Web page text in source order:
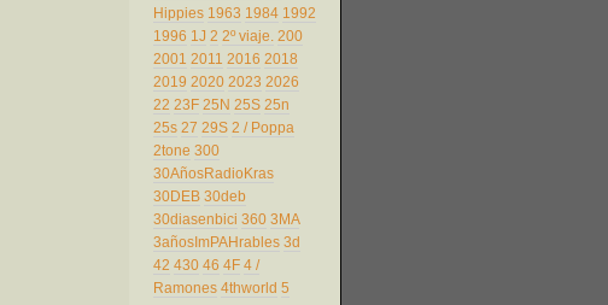
Hippies 1963 1984 1992
1996 1J 2 2º viaje. 200
2001 2011 2016 2018
2019 2020 2023 2026
22 23F 25N 25S 25n
25s 27 29S 2 / Poppa
2tone 300
30AñosRadioKras
30DEB 30deb
30diasenbici 360 3MA
3añosImPAHrables 3d
42 430 46 4F 4 /
Ramones 4thworld 5